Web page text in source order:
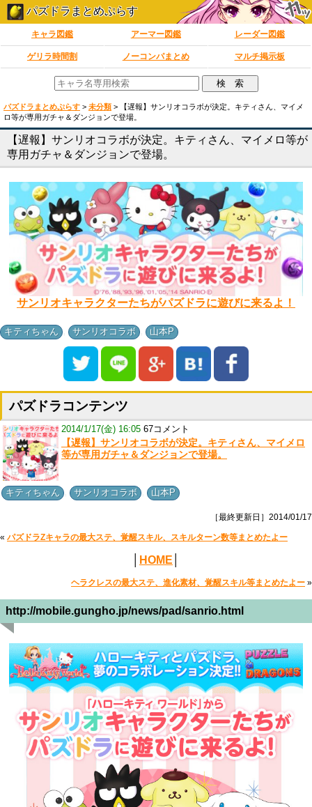
パズドラまとめぷらす
キャラ図鑑 アーマー図鑑 レーダー図鑑
ゲリラ時間割 ノーコンパまとめ マルチ掲示板
パズドラまとめぷらす > 未分類 >
【遅報】サンリオコラボが決定。キティさん、マイメ
ロ等が専用ガチャ＆ダンジョンで登場。
【遅報】サンリオコラボが決定。キティさん、マイメロ等が
専用ガチャ＆ダンジョンで登場。
サンリオキャラクターたちがパズドラに遊びに来るよ！
キティちゃん サンリオコラボ 山本P
パズドラコンテンツ
2014/1/17(金) 16:05 67コメント
【遅報】サンリオコラボが決定。キティさん、マイメロ
等が専用ガチャ＆ダンジョンで登場。
キティちゃん サンリオコラボ 山本P
［最終更新日］2014/01/17
« パズドラZキャラの最大ステ、覚醒スキル、スキルターン数等まとめたよー
HOME
ヘラクレスの最大ステ、進化素材、覚醒スキル等まとめたよー »
http://mobile.gungho.jp/news/pad/sanrio.html